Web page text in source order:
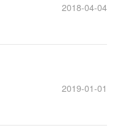
2018-04-04
2019-01-01